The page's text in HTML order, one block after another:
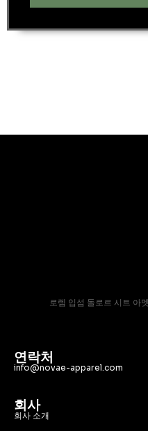
로렘 입섬 돌로르 시트 아
연락처
info@novae-apparel.com
회사
회사 소개